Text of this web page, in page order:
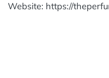
Website: https://